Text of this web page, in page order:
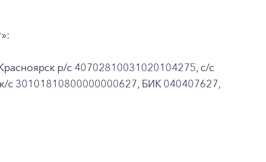
p/c 40702810031020104275, с/с
c 30101810800000000627, БИК 040407627,